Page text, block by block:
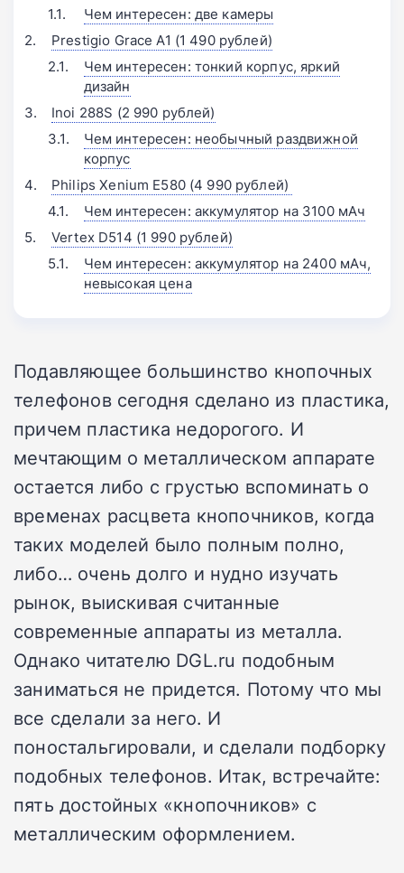
Чем интересен: две камеры
Prestigio Grace A1 (1 490 рублей)
Чем интересен: тонкий корпус, яркий
дизайн
Inoi 288S (2 990 рублей)
Чем интересен: необычный раздвижной
корпус
Philips Xenium E580 (4 990 рублей)
Чем интересен: аккумулятор на 3100 мАч
Vertex D514 (1 990 рублей)
Чем интересен: аккумулятор на 2400 мАч,
невысокая цена
Подавляющее большинство кнопочных
телефонов сегодня сделано из пластика,
причем пластика недорогого. И
мечтающим о металлическом аппарате
остается либо с грустью вспоминать о
временах расцвета кнопочников, когда
таких моделей было полным полно,
либо… очень долго и нудно изучать
рынок, выискивая считанные
современные аппараты из металла.
Однако читателю DGL.ru подобным
заниматься не придется. Потому что мы
все сделали за него. И
поностальгировали, и сделали подборку
подобных телефонов. Итак, встречайте:
пять достойных «кнопочников» с
металлическим оформлением.